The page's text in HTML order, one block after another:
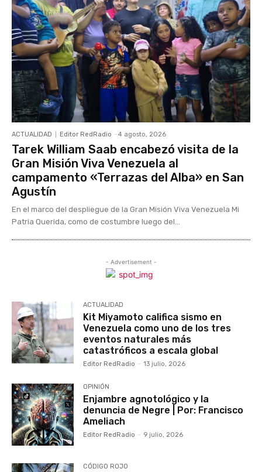
ACTUALIDAD Editor RedRadio - 4 agosto, 2026
Tarek William Saab encabezó visita de la
Gran Misión Viva Venezuela al
campamento «Terrazas del Alba» en San
Agustín
En el marco del despliegue de la Gran Misión Viva Venezuela Mi
Patria Querida, como de costumbre luego del...
- Advertisement -
ACTUALIDAD
Kit Miyamoto califica sismo en
Venezuela como uno de los tres
eventos naturales más
catastróficos a escala global
Editor RedRadio - 13 julio, 2026
OPINIÓN
Enjambre agnotológico y la
denuncia de Negre | Por: Francisco
Ameliach
Editor RedRadio - 9 julio, 2026
CÓDIGO ROJO